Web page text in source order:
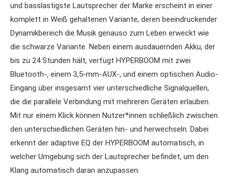
und basslastigste Lautsprecher der Marke erscheint in einer
komplett in Weiß gehaltenen Variante, deren beeindruckender
Dynamikbereich die Musik genauso zum Leben erweckt wie
die schwarze Variante. Neben einem ausdauernden Akku, der
bis zu 24 Stunden hält, verfügt HYPERBOOM mit zwei
Bluetooth-, einem 3,5-mm-AUX-, und einem optischen Audio-
Eingang über insgesamt vier unterschiedliche Signalquellen,
die die parallele Verbindung mit mehreren Geräten erlauben.
Mit nur einem Klick können Nutzer*innen schließlich zwischen
den unterschiedlichen Geräten hin- und herwechseln. Dabei
erkennt der adaptive EQ der HYPERBOOM automatisch, in
welcher Umgebung sich der Lautsprecher befindet, um den
Klang automatisch daran anzupassen.